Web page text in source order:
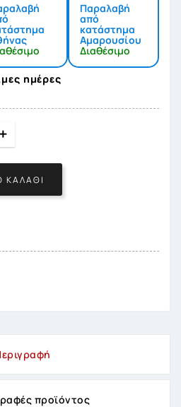
Παραλαβή
από
κατάστημα
Αμαρουσίου
Διαθέσιμο
ημέρες
προϊόντος